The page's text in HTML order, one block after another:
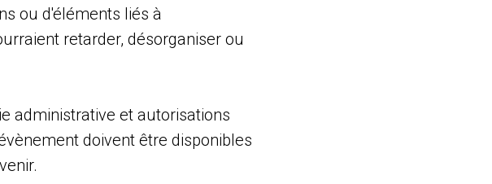
ou d'éléments liés à
retarder, désorganiser ou
administrative et autorisations
doivent être disponibles